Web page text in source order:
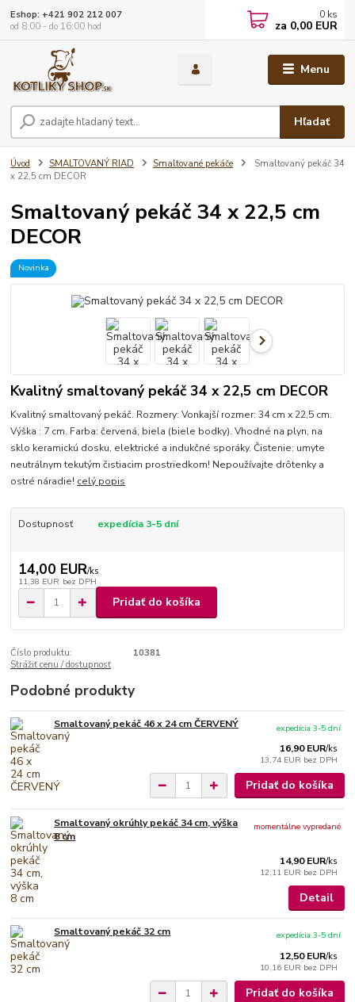
Menu
Hľadať
Eshop: +421 902 212 007
od 8:00 - do 16:00 hod
0 ks
za 0,00 EUR
Úvod SMALTOVANÝ RIAD Smaltované pekáče
Smaltovaný pekáč 34
x 22,5 cm DECOR
Smaltovaný pekáč 34 x 22,5 cm
DECOR
Novinka
Kvalitný smaltovaný pekáč 34 x 22,5 cm DECOR
Kvalitný smaltovaný pekáč. Rozmery: Vonkajší rozmer: 34 cm x 22,5 cm.
Výška : 7 cm. Farba: červená, biela (biele bodky). Vhodné na plyn, na
sklo keramickú dosku, elektrické a indukčné sporáky. Čistenie: umyte
neutrálnym tekutým čistiacim prostriedkom! Nepoužívajte drôtenky a
ostré náradie! celý popis
Dostupnosť expedícia 3-5 dní
14,00 EUR/ks
11,38 EUR bez DPH
Pridať do košíka
Číslo produktu:
10381
Strážiť cenu / dostupnosť
Podobné produkty
Smaltovaný pekáč 46 x 24 cm ČERVENÝ
16,90 EUR/ks
13,74 EUR bez DPH
expedícia 3-5 dní
Pridať do košíka
Smaltovaný okrúhly pekáč 34 cm, výška
8 cm
14,90 EUR/ks
12,11 EUR bez DPH
momentálne vypredané
Detail
Smaltovaný pekáč 32 cm
12,50 EUR/ks
10,16 EUR bez DPH
expedícia 3-5 dní
Pridať do košíka